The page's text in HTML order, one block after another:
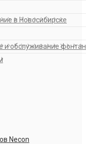
в Новосибирске
и обслуживание
Necon